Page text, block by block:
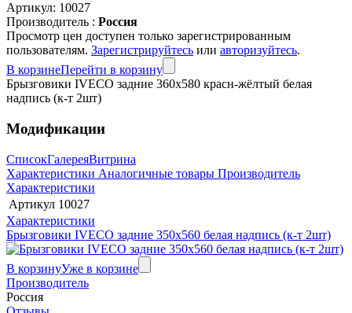
Артикул: 10027
Производитель : Россия
Просмотр цен доступен только зарегистрированным
пользователям. Зарегистрируйтесь или авторизуйтесь.
В корзинеПерейти в корзину
Брызговики IVECO задние 360x580 красн-жёлтый белая
надпись (к-т 2шт)
Модификации
СписокГалереяВитрина
Характеристики Аналогичные товары Производитель
Характеристики
Артикул 10027
Характеристики
Брызговики IVECO задние 350x560 белая надпись (к-т 2шт)
В корзинуУже в корзине
Производитель
Россия